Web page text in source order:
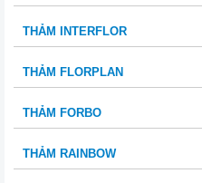
THẢM INTERFLOR
THẢM FLORPLAN
THẢM FORBO
THẢM RAINBOW